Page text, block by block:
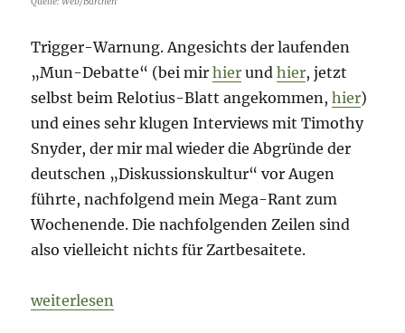
Trigger-Warnung. Angesichts der laufenden
„Mun-Debatte“ (bei mirhier undhier, jetzt
selbst beim Relotius-Blatt angekommen,hier)
und eines sehr klugen Interviews mit Timothy
Snyder, der mir mal wieder die Abgründe der
deutschen „Diskussionskultur“ vor Augen
führte, nachfolgend mein Mega-Rant zum
Wochenende. Die nachfolgenden Zeilen sind
also vielleicht nichts für Zartbesaitete.
„Fog of War – 2. Dezember 2022 – Tag 282“
weiterlesen